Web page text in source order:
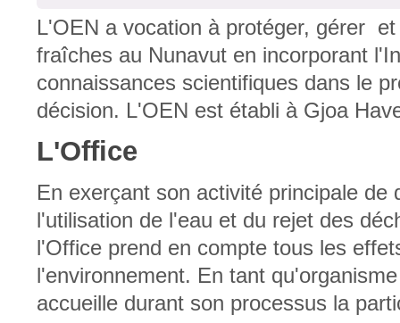
L'OEN a vocation à protéger, gérer
fraîches au Nunavut en incorporant
connaissances scientifiques dans le
décision. L'OEN est établi à Gjoa
L'Office
En exerçant son activité principale de
l'utilisation de l'eau et du rejet des
l'Office prend en compte tous les
l'environnement. En tant
accueille durant son processus la